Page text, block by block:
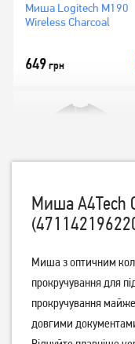
Миша Logitech M190
Wireless Charcoal
649грн
Миша A4Tech G3-
449
Миша A4Tech
Миша з оптичним
прокручування для
прокручування
довгими